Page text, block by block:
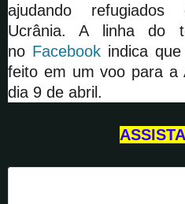
ajudando
Ucrânia. A linha do
no Facebookindica que
feito em um voo para a
dia 9 de abril.